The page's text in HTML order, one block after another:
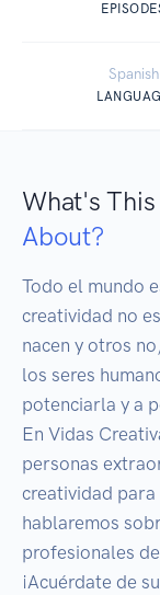
Spanish
What's
About?
Todo el mundo
creatividad no
nacen y otros
los seres
potenciarla y a
En Vidas
personas
creatividad
hablaremos
profesionales
¡Acuérdate de